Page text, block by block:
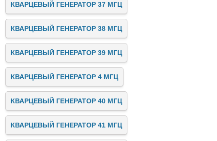
КВАРЦЕВЫЙ ГЕНЕРАТОР 37 МГЦ
КВАРЦЕВЫЙ ГЕНЕРАТОР 38 МГЦ
КВАРЦЕВЫЙ ГЕНЕРАТОР 39 МГЦ
КВАРЦЕВЫЙ ГЕНЕРАТОР 4 МГЦ
КВАРЦЕВЫЙ ГЕНЕРАТОР 40 МГЦ
КВАРЦЕВЫЙ ГЕНЕРАТОР 41 МГЦ